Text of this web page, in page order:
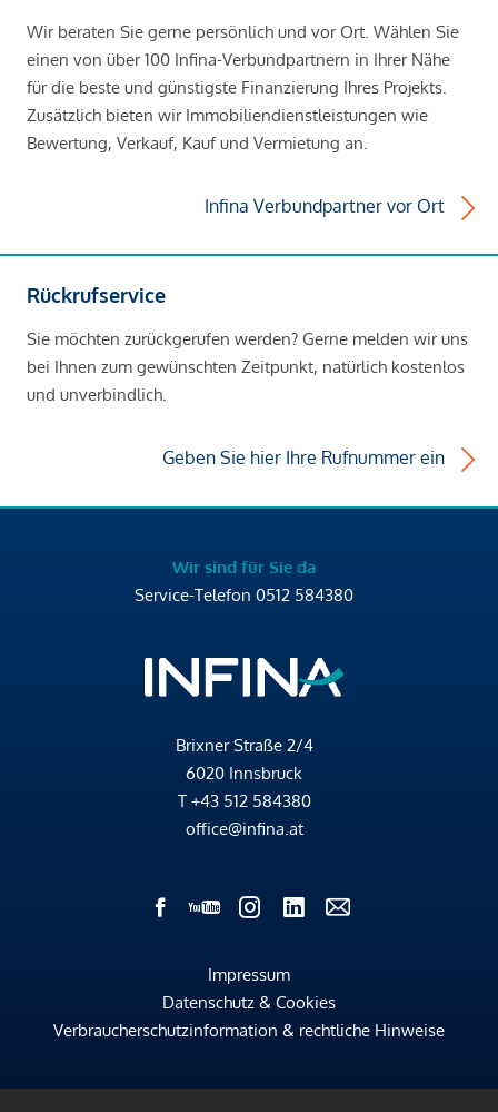
Wir beraten Sie gerne persönlich und vor Ort. Wählen Sie
einen von über 100 Infina-Verbundpartnern in Ihrer Nähe
für die beste und günstigste Finanzierung Ihres Projekts.
Zusätzlich bieten wir Immobiliendienstleistungen wie
Bewertung, Verkauf, Kauf und Vermietung an.
Infina Verbundpartner vor Ort
Rückrufservice
Sie möchten zurückgerufen werden? Gerne melden wir uns
bei Ihnen zum gewünschten Zeitpunkt, natürlich kostenlos
und unverbindlich.
Geben Sie hier Ihre Rufnummer ein
Wir sind für Sie da
Service-Telefon 0512 584380
Brixner Straße 2/4
6020 Innsbruck
T +43 512 584380
office@infina.at
Impressum
Datenschutz & Cookies
Verbraucherschutzinformation & rechtliche Hinweise